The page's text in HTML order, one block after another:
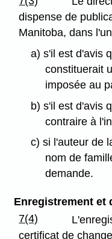
dispense de
Manitoba, dans
a) s'il est d'avis
constituerait
imposée au
b) s'il est d'avis
contraire à
c) si l'auteur de
nom de
demande.
Enregistrement et
7(4)
certificat de